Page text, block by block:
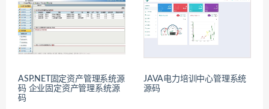
ASP.NET固定资产管理系统源
码 企业固定资产管理系统源
码
JAVA电力培训中心管理系统
源码